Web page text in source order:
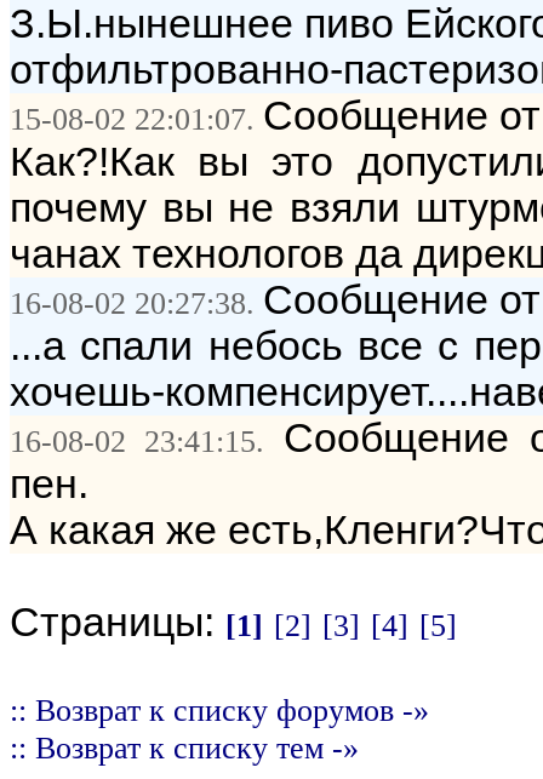
З.Ы.нынешнее пиво
отфильтрованно-
15-08-02 22:01:07. Сообщение
Как?!Как вы это
почему вы не взяли
чанах технологов да
16-08-02 20:27:38. Сообщение
...а спали небось все с
хочешь-
16-08-02 23:41:15. Сообщение
пен.
А какая же
Страницы: [1] [2] [3] [4] [5]
:: Возврат к списку форумов -»
:: Возврат к списку тем -»